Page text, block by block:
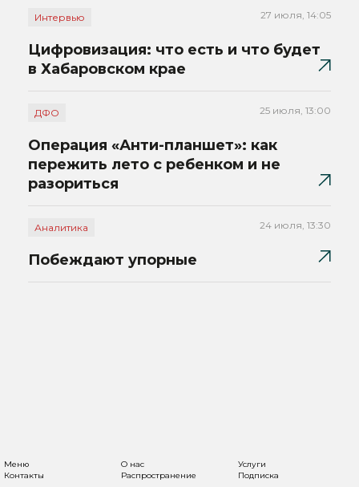
Интервью 27 июля, 14:05
Цифровизация: что есть и что будет
в Хабаровском крае
ДФО 25 июля, 13:00
Операция «Анти-планшет»: как
пережить лето с ребенком и не
разориться
Аналитика 24 июля, 13:30
Побеждают упорные
Меню О нас
Услуги
Контакты
Распространение Подписка